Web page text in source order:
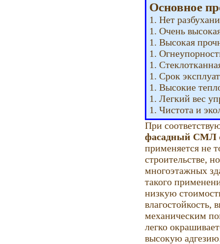
Основное
1. Нет
1. Очень
1. Высокая
1.
1.
1. Срок
1. Высокие
1. Легкий вес
1. Чистота и
При
фасадный СМЛ
применяется не
строительстве,
многоэтажных
такого
низкую
влагостойкость,
механическим
легко
высокую